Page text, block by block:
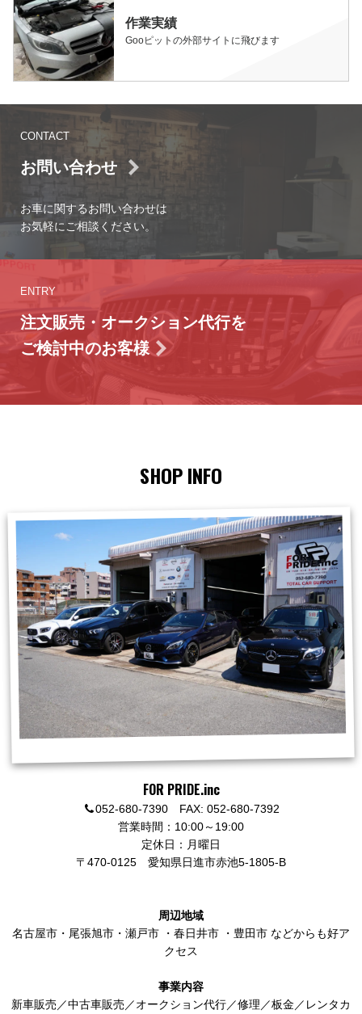
作業実績
Gooピットの外部サイトに飛びます
CONTACT
お問い合わせ
お車に関するお問い合わせは
お気軽にご相談ください。
ENTRY
注文販売・オークション代行を
ご検討中のお客様
SHOP INFO
FOR PRIDE.inc
052-680-7390 FAX: 052-680-7392
営業時間：10:00～19:00
定休日：月曜日
〒470-0125 愛知県日進市赤池5-1805-B
周辺地域
名古屋市 ・ 尾張旭市 ・ 瀬戸市 ・ 春日井市 ・ 豊田市 などからも好ア
クセス
事業内容
新車販売／中古車販売／オークション代行／修理／板金／レンタカ